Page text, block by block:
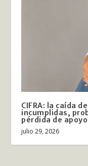
CIFRA: la caída
incumplidas,
pérdida de
julio 29, 2026